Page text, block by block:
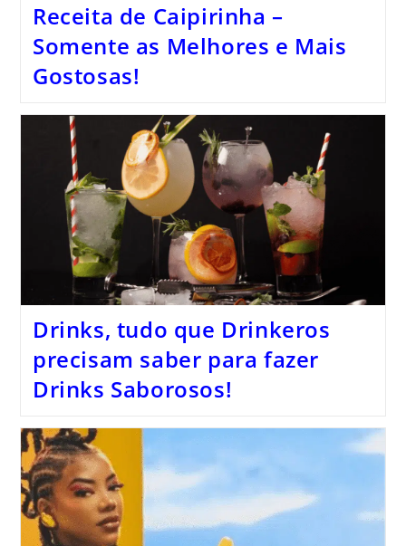
Receita de Caipirinha –
Somente as Melhores e Mais
Gostosas!
Drinks, tudo que Drinkeros
precisam saber para fazer
Drinks Saborosos!